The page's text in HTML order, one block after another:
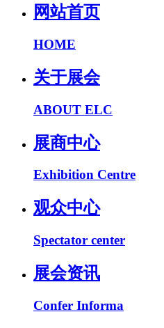
网站首页
HOME
关于展会
ABOUT ELC
展商中心
Exhibition Centre
观众中心
Spectator center
展会资讯
Confer Informa